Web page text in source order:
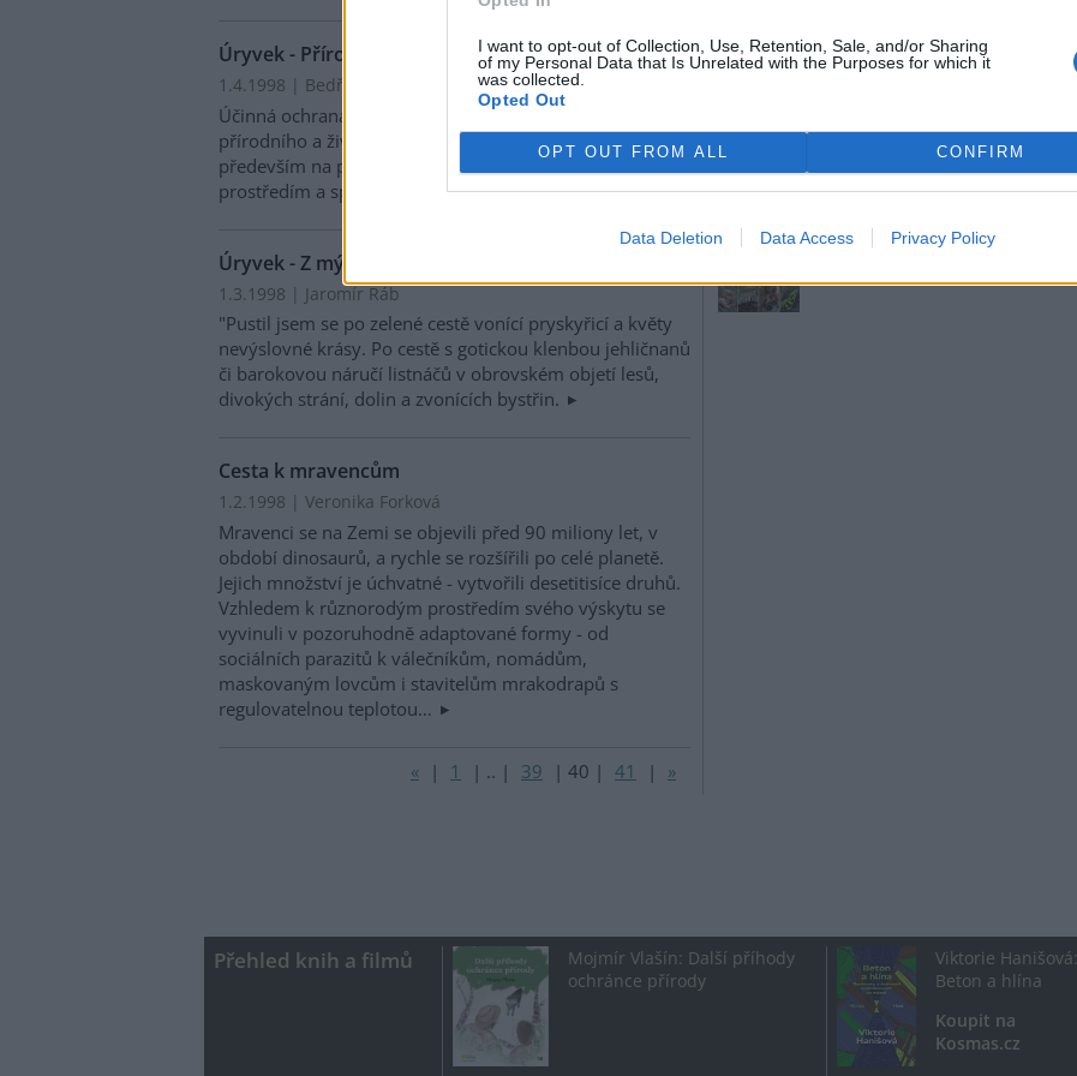
I want to opt-out of Collection, Use, Retention, Sale, and/or Sharing
of my Personal Data that Is Unrelated with the Purposes for which it
was collected.
Opted Out
OPT OUT FROM ALL CONFIRM
Data Deletion Data Access Privacy Policy
Úryvek - Příroda a civilizace
1.4.1998 | Bedřich Moldan
Účinná ochrana musí být založena nejen na znalosti
přírodního a životního prostředí a jeho složek, ale
především na pochopení vztahů a vazeb mezi
prostředím a společností, mezi lidmi a přírodou.
Úryvek - Z mých lesních samot
1.3.1998 | Jaromír Ráb
"Pustil jsem se po zelené cestě vonící pryskyřicí a květy
nevýslovné krásy. Po cestě s gotickou klenbou jehličnanů
či barokovou náručí listnáčů v obrovském objetí lesů,
divokých strání, dolin a zvonících bystřin.
Cesta k mravencům
1.2.1998 | Veronika Forková
Mravenci se na Zemi se objevili před 90 miliony let, v
období dinosaurů, a rychle se rozšířili po celé planetě.
Jejich množství je úchvatné - vytvořili desetitisíce druhů.
Vzhledem k různorodým prostředím svého výskytu se
vyvinuli v pozoruhodně adaptované formy - od
sociálních parazitů k válečníkům, nomádům,
maskovaným lovcům i stavitelům mrakodrapů s
regulovatelnou teplotou…
« | 1 | .. | 39 | 40 | 41 | »
samotách.
zahradničíme s dětmi
rok vydání: 2018
Odpojte děti od přístrojů a
napojte je na přírodu! Užijte
Přehled knih a filmů
Mojmír Vlašín: Další příhody
ochránce přírody
Viktorie Hanišová:
Beton a hlína
Koupit na
Kosmas.cz